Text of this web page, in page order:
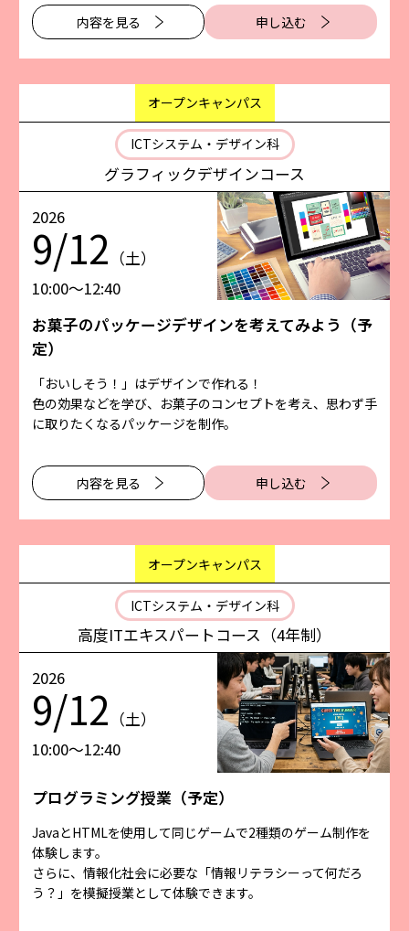
内容を⾒る 申し込む
オープンキャンパス
ICTシステム・デザイン科
グラフィックデザインコース
2026
9/12 （土）
10:00〜12:40
お菓子のパッケージデザインを考えてみよう（予
定）
「おいしそう！」はデザインで作れる！
色の効果などを学び、お菓子のコンセプトを考え、思わず手
に取りたくなるパッケージを制作。
内容を⾒る 申し込む
オープンキャンパス
ICTシステム・デザイン科
高度ITエキスパートコース（4年制）
2026
9/12 （土）
10:00〜12:40
プログラミング授業（予定）
JavaとHTMLを使用して同じゲームで2種類のゲーム制作を
体験します。
さらに、情報化社会に必要な「情報リテラシーって何だろ
う？」を模擬授業として体験できます。